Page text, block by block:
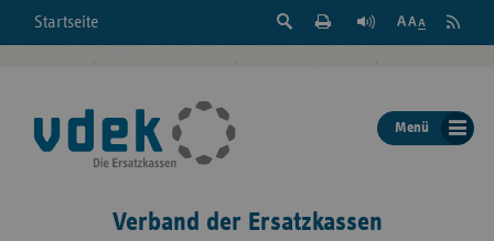
Startseite
Suche
der
Seite
Feed
Menü
Verband der Ersatzkassen